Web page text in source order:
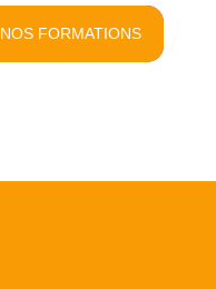
NOS FORMATIONS